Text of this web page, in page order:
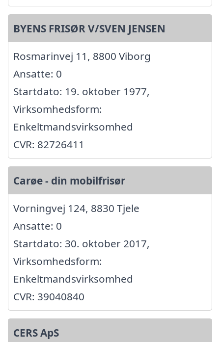
BYENS FRISØR V/SVEN JENSEN
Rosmarinvej 11, 8800 Viborg
Ansatte: 0
Startdato: 19. oktober 1977,
Virksomhedsform:
Enkeltmandsvirksomhed
CVR: 82726411
Carøe - din mobilfrisør
Vorningvej 124, 8830 Tjele
Ansatte: 0
Startdato: 30. oktober 2017,
Virksomhedsform:
Enkeltmandsvirksomhed
CVR: 39040840
CERS ApS